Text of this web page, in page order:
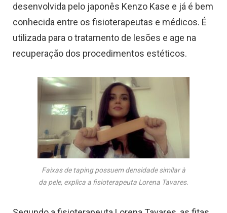
desenvolvida pelo japonês Kenzo Kase e já é bem
conhecida entre os fisioterapeutas e médicos. É
utilizada para o tratamento de lesões e age na
recuperação dos procedimentos estéticos.
Faixas de taping possuem densidade similar à
da pele, explica a fisioterapeuta Lorena Tavares.